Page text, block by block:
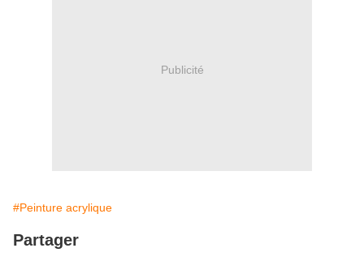
Publicité
#Peinture acrylique
Partager